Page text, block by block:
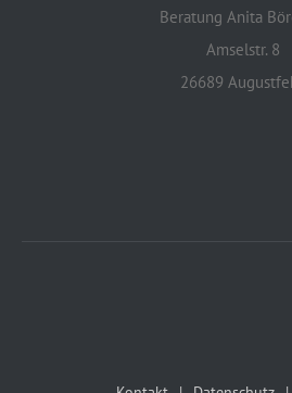
Beratung Anita
Amselstr. 8
26689